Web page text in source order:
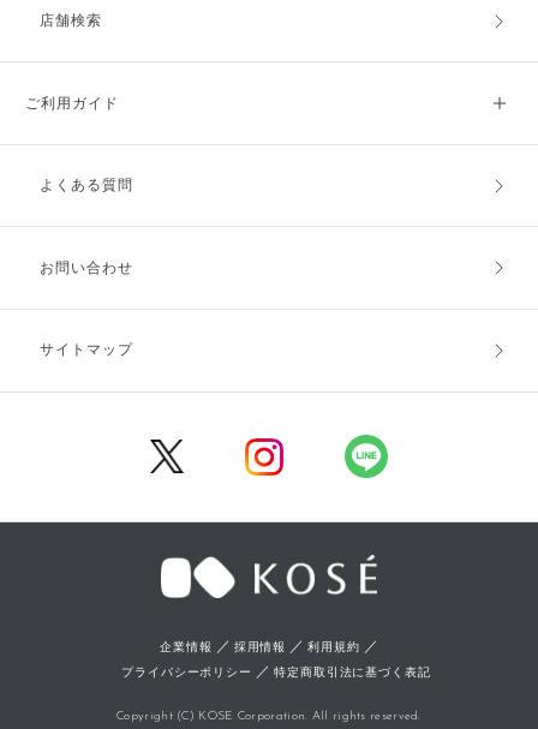
店舗検索
ご利用ガイド
ご利用ガイドトップ
お支払方法
キャンセル・返品・交換
よくある質問
お問い合わせ
サイトマップ
企業情報 ／ 採用情報 ／利用規約 ／
プライバシーポリシー ／特定商取引法に基づく表記
Copyright (C) KOSE Corporation. All rights reserved.